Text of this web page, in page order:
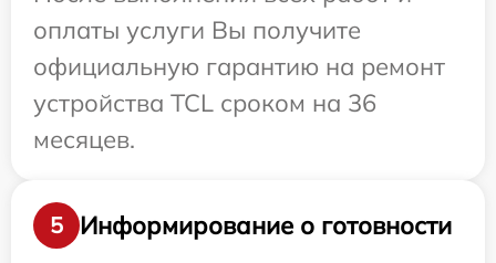
оплаты услуги Вы получите
официальную гарантию на ремонт
устройства TCL сроком на 36
месяцев.
5
Информирование о готовности